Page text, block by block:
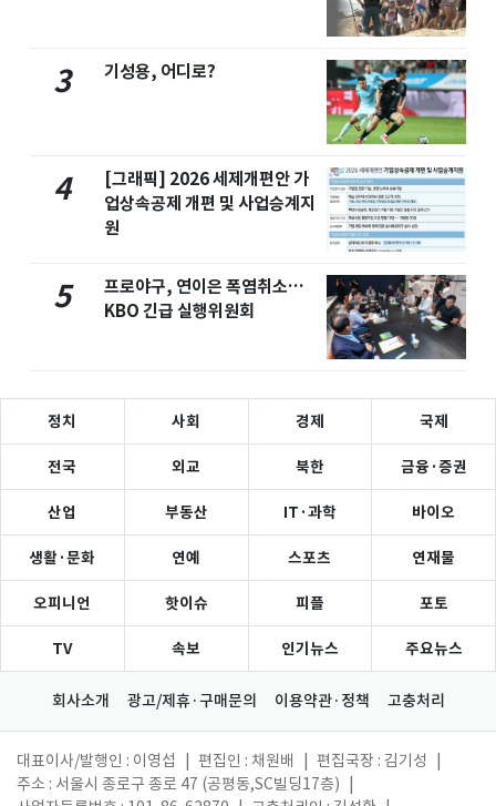
3 기성용, 어디로?
4
[그래픽] 2026 세제개편안 가
업상속공제 개편 및 사업승계지
원
5
프로야구, 연이은 폭염취소…
KBO 긴급 실행위원회
정치 사회 경제 국제
전국 외교 북한 금융·증권
산업 부동산 IT·과학 바이오
생활·문화 연예 스포츠 연재물
오피니언 핫이슈 피플 포토
TV 속보 인기뉴스 주요뉴스
회사소개 광고/제휴·구매문의 이용약관·정책 고충처리
대표이사/발행인 : 이영섭 편집인 : 채원배 편집국장 : 김기성
주소 : 서울시 종로구 종로 47 (공평동,SC빌딩17층)